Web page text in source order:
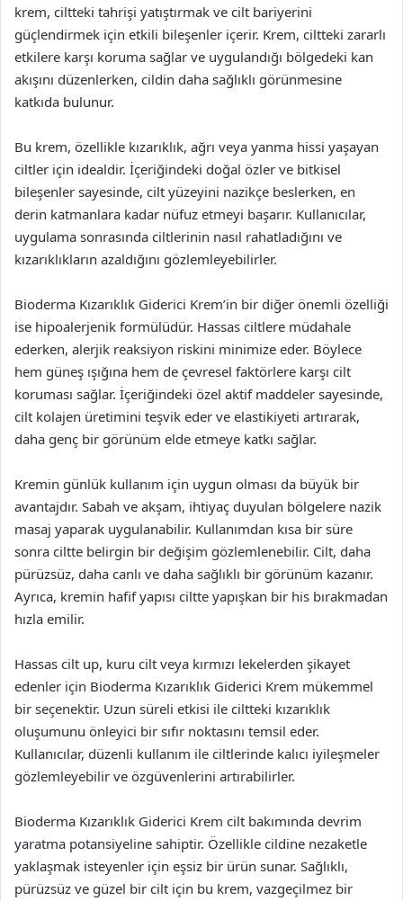
krem, ciltteki tahrişi yatıştırmak ve cilt bariyerini
güçlendirmek için etkili bileşenler içerir. Krem, ciltteki zararlı
etkilere karşı koruma sağlar ve uygulandığı bölgedeki kan
akışını düzenlerken, cildin daha sağlıklı görünmesine
katkıda bulunur.
Bu krem, özellikle kızarıklık, ağrı veya yanma hissi yaşayan
ciltler için idealdir. İçeriğindeki doğal özler ve bitkisel
bileşenler sayesinde, cilt yüzeyini nazikçe beslerken, en
derin katmanlara kadar nüfuz etmeyi başarır. Kullanıcılar,
uygulama sonrasında ciltlerinin nasıl rahatladığını ve
kızarıklıkların azaldığını gözlemleyebilirler.
Bioderma Kızarıklık Giderici Krem’in bir diğer önemli özelliği
ise hipoalerjenik formülüdür. Hassas ciltlere müdahale
ederken, alerjik reaksiyon riskini minimize eder. Böylece
hem güneş ışığına hem de çevresel faktörlere karşı cilt
koruması sağlar. İçeriğindeki özel aktif maddeler sayesinde,
cilt kolajen üretimini teşvik eder ve elastikiyeti artırarak,
daha genç bir görünüm elde etmeye katkı sağlar.
Kremin günlük kullanım için uygun olması da büyük bir
avantajdır. Sabah ve akşam, ihtiyaç duyulan bölgelere nazik
masaj yaparak uygulanabilir. Kullanımdan kısa bir süre
sonra ciltte belirgin bir değişim gözlemlenebilir. Cilt, daha
pürüzsüz, daha canlı ve daha sağlıklı bir görünüm kazanır.
Ayrıca, kremin hafif yapısı ciltte yapışkan bir his bırakmadan
hızla emilir.
Hassas cilt up, kuru cilt veya kırmızı lekelerden şikayet
edenler için Bioderma Kızarıklık Giderici Krem mükemmel
bir seçenektir. Uzun süreli etkisi ile ciltteki kızarıklık
oluşumunu önleyici bir sıfır noktasını temsil eder.
Kullanıcılar, düzenli kullanım ile ciltlerinde kalıcı iyileşmeler
gözlemleyebilir ve özgüvenlerini artırabilirler.
Bioderma Kızarıklık Giderici Krem cilt bakımında devrim
yaratma potansiyeline sahiptir. Özellikle cildine nezaketle
yaklaşmak isteyenler için eşsiz bir ürün sunar. Sağlıklı,
pürüzsüz ve güzel bir cilt için bu krem, vazgeçilmez bir